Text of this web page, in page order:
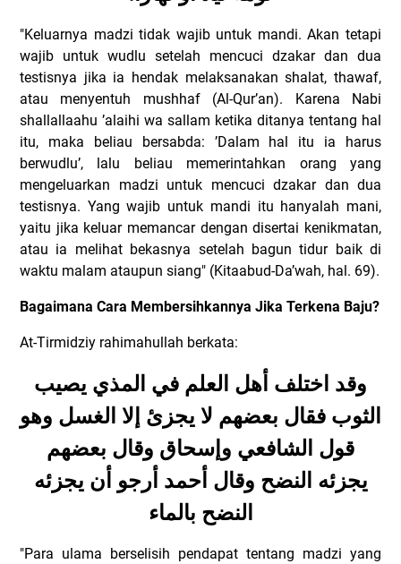
"Keluarnya madzi tidak wajib untuk mandi. Akan tetapi
wajib untuk wudlu setelah mencuci dzakar dan dua
testisnya jika ia hendak melaksanakan shalat, thawaf,
atau menyentuh mushhaf (Al-Qur’an). Karena Nabi
shallallaahu ’alaihi wa sallam ketika ditanya tentang hal
itu, maka beliau bersabda: ’Dalam hal itu ia harus
berwudlu’, lalu beliau memerintahkan orang yang
mengeluarkan madzi untuk mencuci dzakar dan dua
testisnya. Yang wajib untuk mandi itu hanyalah mani,
yaitu jika keluar memancar dengan disertai kenikmatan,
atau ia melihat bekasnya setelah bagun tidur baik di
waktu malam ataupun siang" (Kitaabud-Da’wah, hal. 69).
Bagaimana Cara Membersihkannya Jika Terkena Baju?
At-Tirmidziy rahimahullah berkata:
وقد اختلف أهل العلم في المذي يصيب
الثوب فقال بعضهم لا يجزئ إلا الغسل وهو
قول الشافعي وإسحاق وقال بعضهم
يجزئه النضح وقال أحمد أرجو أن يجزئه
النضح بالماء
"Para ulama berselisih pendapat tentang madzi yang